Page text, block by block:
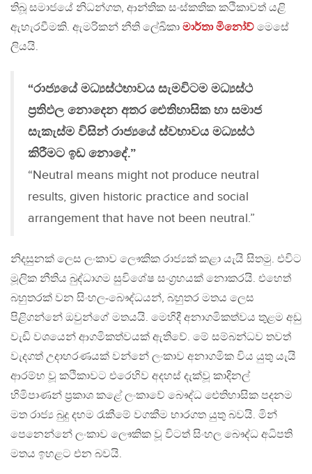
තිබූ සමාජයේ නිධන්ගත, ආන්තික සංස්කතික කථිකාවත් යළි
ඇහැරවීමකි. ඇමරිකන් නීති ලේඛිකා මාර්තා මිනෝව් මෙසේ
ලියයි.
“රාජ්‍යයේ මධ්‍යස්ථභාවය සැමවිටම මධ්‍යස්ථ
ප්‍රතිඵල නොදෙන අතර ඓතිහාසික හා සමාජ
සැකැස්ම විසින් රාජ්‍යයේ ස්වභාවය මධ්‍යස්ථ
කිරීමට ඉඩ නොදේ.”
“Neutral means might not produce neutral
results, given historic practice and social
arrangement that have not been neutral.”
නිදසුනක් ලෙස ලංකාව ලෞකික රාජ්‍යක් කළා යැයි සිතමු. එවිට
මූලික නීතිය බුද්ධාගම සුවිශේෂ සංග්‍රහයක් නොකරයි. එහෙත්
බහුතරක් වන සිංහල-බෞද්ධයන්, බහුතර මතය ලෙස
පිළිගන්නේ ඔවුන්ගේ මතයයි. මෙහිදී අනාගමිකත්වය තුළම අඩු
වැඩි වශයෙන් ආගමිකත්වයක් ඇතිවේ. මේ සම්බන්ධව තවත්
වැදගත් උදාහරණයක් වන්නේ ලංකාව අනාගමික විය යුතු යැයි
ආරම්භ වූ කථිකාවට එරෙහිව අදහස් දැක්වූ කාදිනල්
හිමිපාණන් ප්‍රකාශ කළේ ලංකාවේ බෞද්ධ ඓතිහාසික පදනම
මත රාජ්‍ය බුදු දහම රැකීමේ වගකීම භාරගත යුතු බවයි. මින්
පෙනෙන්නේ ලංකාව ලෞකික වූ විටත් සිංහල බෞද්ධ අධිපති
මතය ඉහළට එන බවයි.